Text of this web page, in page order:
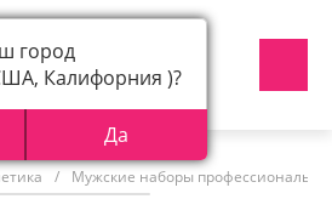
/ Мужские наборы
город
Калифорния )?
Да